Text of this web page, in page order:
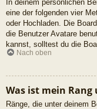
In deinem persönlichen
eine der folgenden vier
oder Hochladen. Die
die Benutzer Avatare
kannst, solltest du die
Nach oben
Was ist mein
Ränge, die unter deinem